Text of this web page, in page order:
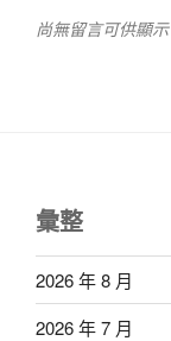
尚無留言可供顯示
彙整
2026 年 8 月
2026 年 7 月